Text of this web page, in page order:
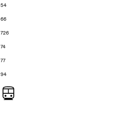
54
66
726
74
77
94